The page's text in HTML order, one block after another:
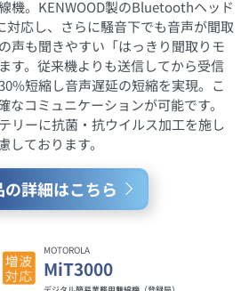
機。KENWOOD製のBluetoothヘッド
対応し、さらに騒音下でも音声が聞取
声も聞きやすい「はっきり聞取りモ
す。従来機よりも送信してから受信
短縮し音声遅延の短縮を実現。こ
なコミュニケーションが可能です。
リーに抗菌・抗ウイルス加工を施し
しております。
の詳細はこちら
MOTOROLA
MiT3000